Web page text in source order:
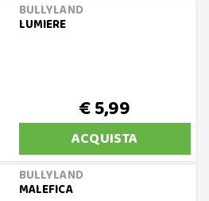
BULLYLAND
LUMIERE
€ 5,99
ACQUISTA
BULLYLAND
MALEFICA